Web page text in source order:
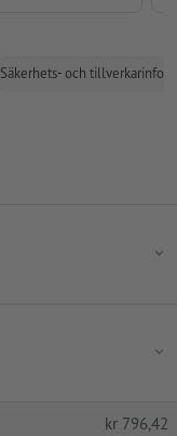
Säkerhets- och
kr 796,42